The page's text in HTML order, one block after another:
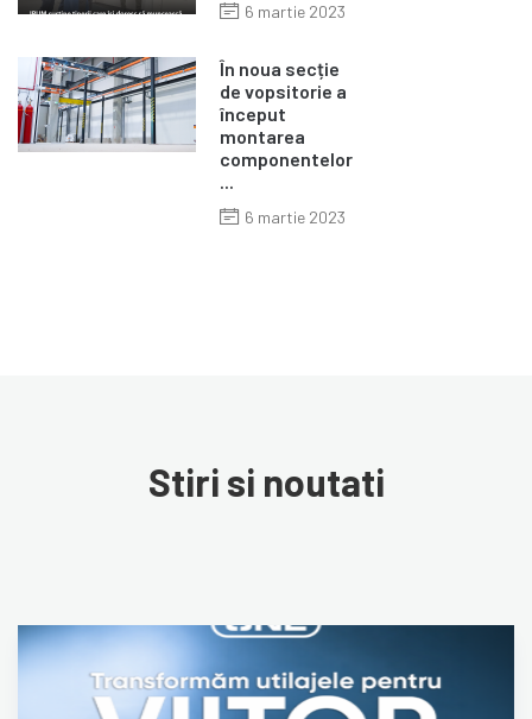
6 martie 2023
În noua secție
de vopsitorie a
început
montarea
componentelor
...
6 martie 2023
Stiri si noutati